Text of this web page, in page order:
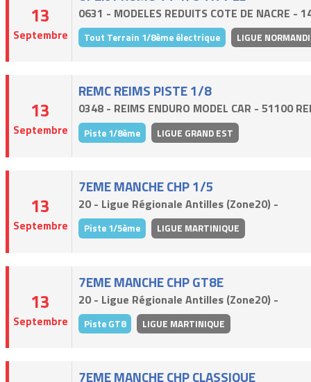
13
Septembre
0631 - MODELES REDUITS COTE DE NACRE -
Tout Terrain 1/8ème électrique LIGUE
13
Septembre
REMC REIMS PISTE 1/8
0348 - REIMS ENDURO MODEL CAR - 51100
Piste 1/8ème LIGUE GRAND EST
13
Septembre
7EME MANCHE CHP 1/5
20 - Ligue Régionale Antilles (Zone20) -
Piste 1/5ème LIGUE MARTINIQUE
13
Septembre
7EME MANCHE CHP GT8E
20 - Ligue Régionale Antilles (Zone20) -
Piste GT8 LIGUE MARTINIQUE
7EME MANCHE CHP CLASSIQUE